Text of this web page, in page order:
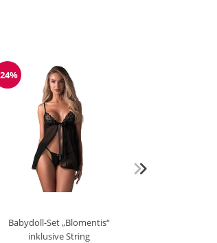
Reduzierung
Babydoll-Set „Blomentis“
inklusive String